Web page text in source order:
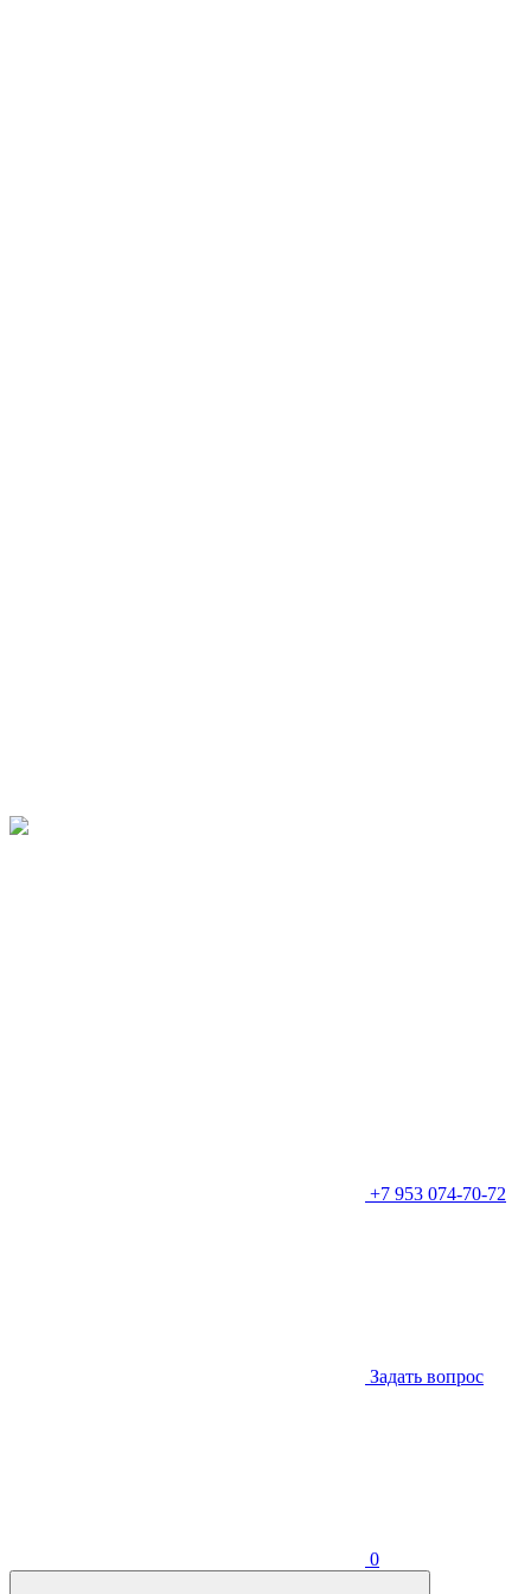
+7 953 074-70-72
Задать вопрос
0